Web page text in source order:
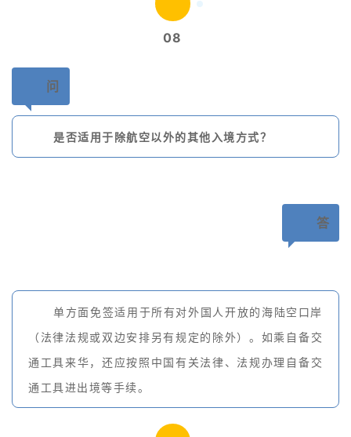
08
问
是否适用于除航空以外的其他入境方式？
答
单方面免签适用于所有对外国人开放的海陆空口岸
（法律法规或双边安排另有规定的除外）。如乘自备交
通工具来华，还应按照中国有关法律、法规办理自备交
通工具进出境等手续。